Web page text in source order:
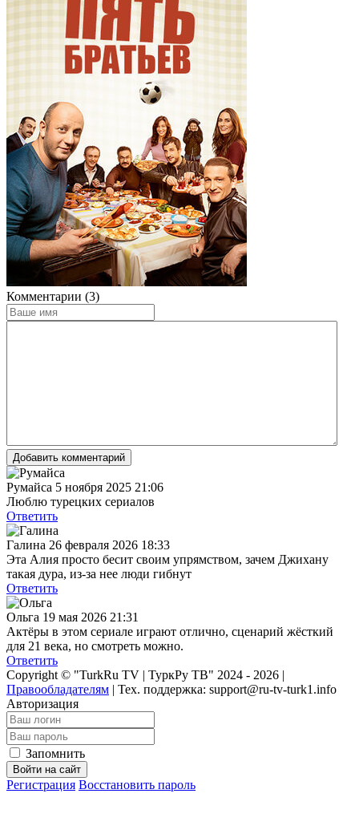
Комментарии (3)
Добавить комментарий
Румайса 5 ноября 2025 21:06
Люблю турецких сериалов
Ответить
Галина 26 февраля 2026 18:33
Эта Алия просто бесит своим упрямством, зачем Джихану
такая дура, из-за нее люди гибнут
Ответить
Ольга 19 мая 2026 21:31
Актёры в этом сериале играют отлично, сценарий жёсткий
для 21 века, но смотреть можно.
Ответить
Copyright © "TurkRu TV | ТуркРу ТВ" 2024 - 2026 |
Правообладателям | Тех. поддержка: support@ru-tv-turk1.info
Авторизация
Запомнить
Войти на сайт
Регистрация Восстановить пароль